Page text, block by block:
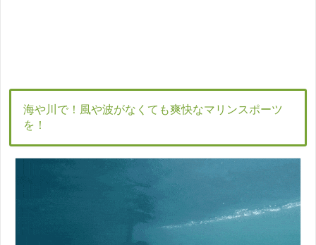
海や川で！風や波がなくても爽快なマリンスポーツ
を！